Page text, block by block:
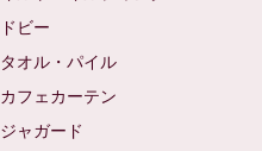
ドビー
タオル・パイル
カフェカーテン
ジャガード